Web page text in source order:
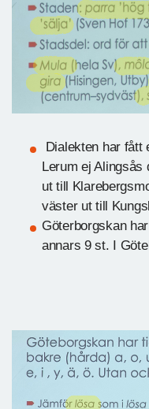
Dialekten har fått
Lerum ej
ut till
väster ut till
Göterborgskan
annars 9 st. I